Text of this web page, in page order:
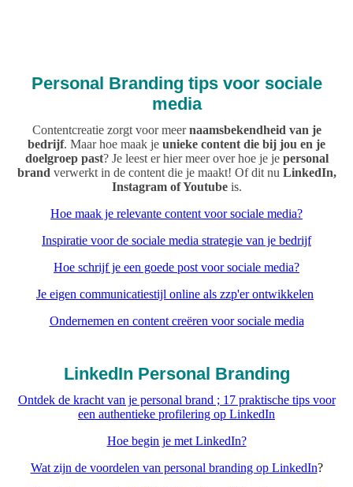
Personal Branding tips voor sociale
media
Contentcreatie zorgt voor meernaamsbekendheid van je
bedrijf. Maar hoe maak je unieke content die bij jou en je
doelgroep past? Je leest er hier meer over hoe je jepersonal
brand verwerkt in de content die je maakt! Of dit nu LinkedIn,
Instagram of Youtubeis.
Hoe maak je relevante content voor sociale media?
Inspiratie voor de sociale media strategie van je bedrijf
Hoe schrijf je een goede post voor sociale media?
Je eigen communicatiestijl online als zzp'er ontwikkelen
Ondernemen en content creëren voor sociale media
LinkedIn Personal Branding
Ontdek de kracht van je personal brand ; 17 praktische tips voor
een authentieke profilering op LinkedIn
Hoe begin je met LinkedIn?
Wat zijn de voordelen van personal branding op LinkedIn?